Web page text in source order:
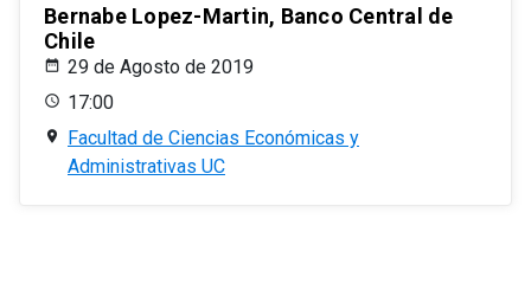
Bernabe Lopez-Martin, Banco Central de
Chile
29 de Agosto de 2019
17:00
Facultad de Ciencias Económicas y
Administrativas UC